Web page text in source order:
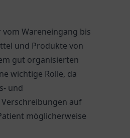
Wareneingang bis
und Produkte von
gut organisierten
wichtige Rolle, da
und
auf
möglicherweise